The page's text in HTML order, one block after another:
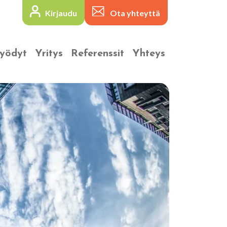
Kirjaudu Ota yhteyttä
Yritys Referenssit Yhteys